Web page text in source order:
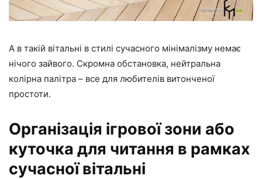
А в такій вітальні в стилі сучасного мінімалізму немає
нічого зайвого. Скромна обстановка, нейтральна
колірна палітра – все для любителів витонченої
простоти.
Організація ігрової зони або
куточка для читання в рамках
сучасної вітальні